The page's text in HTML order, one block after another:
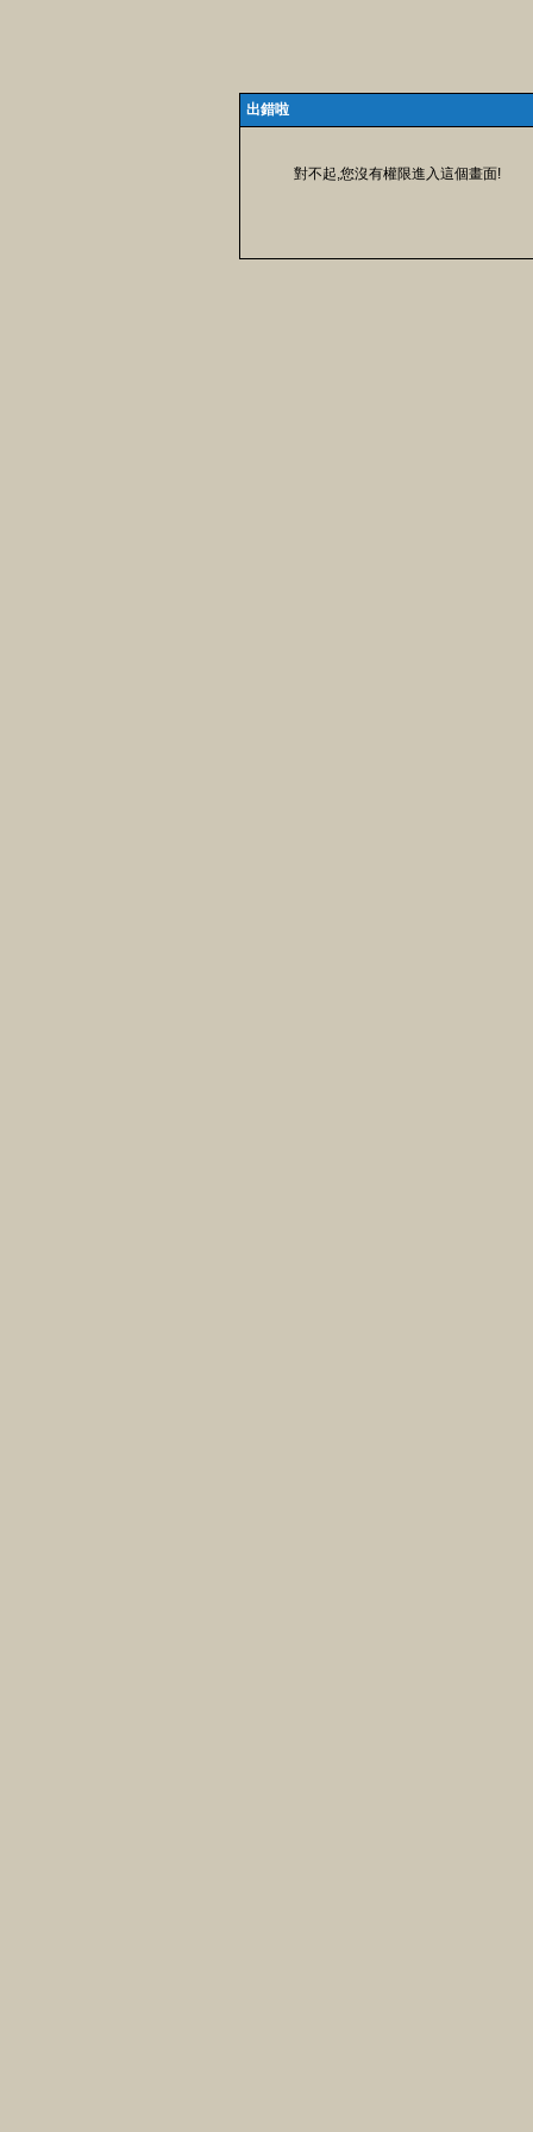
出錯啦
對不起,您沒有權限進入這個畫面!